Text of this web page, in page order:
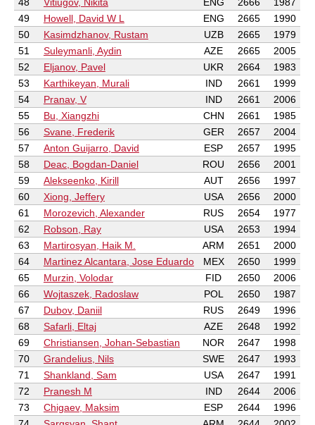
49
Howell, David W L ENG 2665
1990
50
Kasimdzhanov, Rustam UZB 2665
1979
51
Suleymanli, Aydin AZE 2665
2005
52
Eljanov, Pavel UKR 2664
1983
53
Karthikeyan, Murali IND 2661
1999
54
Pranav, V IND 2661
2006
55
Bu, Xiangzhi CHN 2661
1985
56
Svane, Frederik GER 2657
2004
57
Anton Guijarro, David ESP 2657
1995
58
Deac, Bogdan-Daniel ROU 2656
2001
59
Alekseenko, Kirill AUT 2656
1997
60
Xiong, Jeffery USA 2656
2000
61
Morozevich, Alexander RUS 2654
1977
62
Robson, Ray USA 2653
1994
63
Martirosyan, Haik M. ARM 2651
2000
64
Martinez Alcantara, Jose Eduardo MEX 2650
1999
65
Murzin, Volodar FID 2650
2006
66
Wojtaszek, Radoslaw POL 2650
1987
67
Dubov, Daniil RUS 2649
1996
68
Safarli, Eltaj AZE 2648
1992
69
Christiansen, Johan-Sebastian NOR 2647
1998
70
Grandelius, Nils SWE 2647
1993
71
Shankland, Sam USA 2647
1991
72
Pranesh M IND 2644
2006
73
Chigaev, Maksim ESP 2644
1996